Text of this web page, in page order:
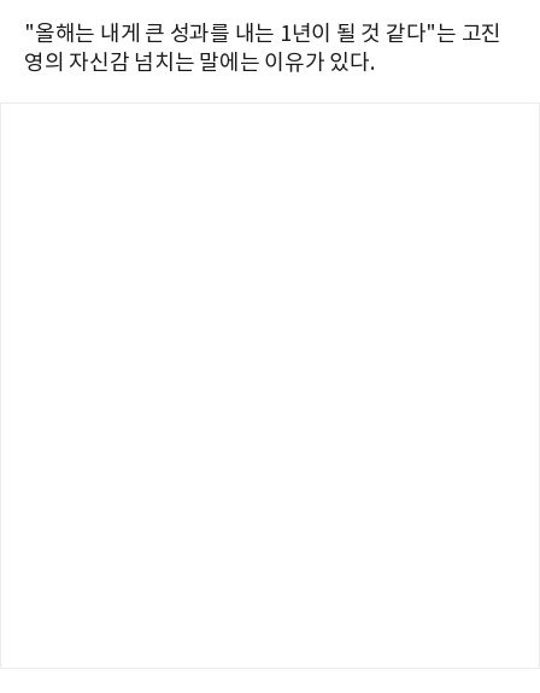
"올해는 내게 큰 성과를 내는 1년이 될 것 같다"는 고진
영의 자신감 넘치는 말에는 이유가 있다.